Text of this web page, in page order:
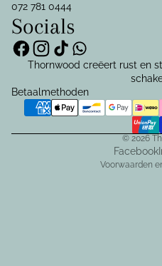
072 781 0444
Socials
Thornwood creëert rust en
Betaalmethoden
© 2026
Facebook
Voorwaarden
Privacybeleid
Contactgegevens
Algemene voorwaarden
Terugbetalingsbeleid
Verzendbeleid
Wettelijke kennisgeving